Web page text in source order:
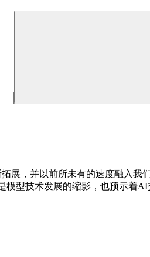
展，并以前所未有的速度融入
型技术发展的缩影，也预示着AI